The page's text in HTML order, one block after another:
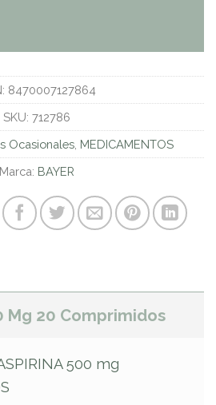
8470007127864
SKU: 712786
Ocasionales MEDICAMENTOS
Marca: BAYER
Mg 20 Comprimidos
500 mg